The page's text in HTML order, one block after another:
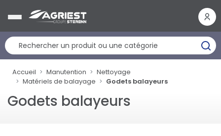
Accueil Manutention
Nettoyage
Matériels de balayage
Godets balayeurs
Godets balayeurs